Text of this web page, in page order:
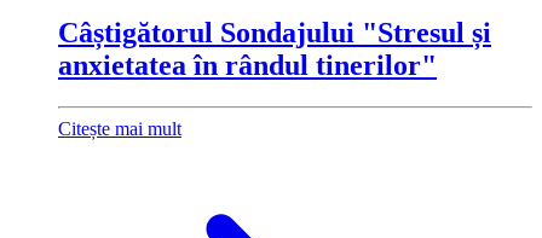
Câștigătorul Sondajului "Stresul și
anxietatea în rândul tinerilor"
Citește mai mult